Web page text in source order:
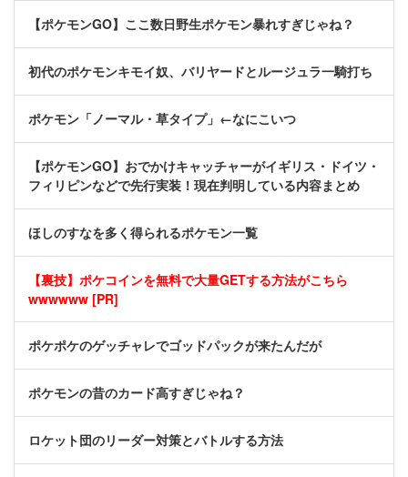
【ポケモンGO】ここ数日野生ポケモン暴れすぎじゃね？
初代のポケモンキモイ奴、バリヤードとルージュラ一騎打ち
ポケモン「ノーマル・草タイプ」←なにこいつ
【ポケモンGO】おでかけキャッチャーがイギリス・ドイツ・
フィリピンなどで先行実装！現在判明している内容まとめ
ほしのすなを多く得られるポケモン一覧
【裏技】ポケコインを無料で大量GETする方法がこちら
wwwwww [PR]
ポケポケのゲッチャレでゴッドパックが来たんだが
ポケモンの昔のカード高すぎじゃね？
ロケット団のリーダー対策とバトルする方法